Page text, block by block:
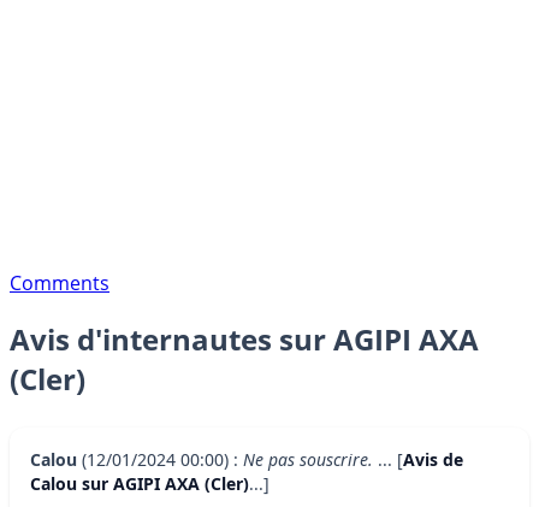
Comments
Avis d'internautes sur AGIPI AXA
(Cler)
Calou (12/01/2024 00:00) : Ne pas souscrire. ... [Avis de
Calou sur AGIPI AXA (Cler)...]